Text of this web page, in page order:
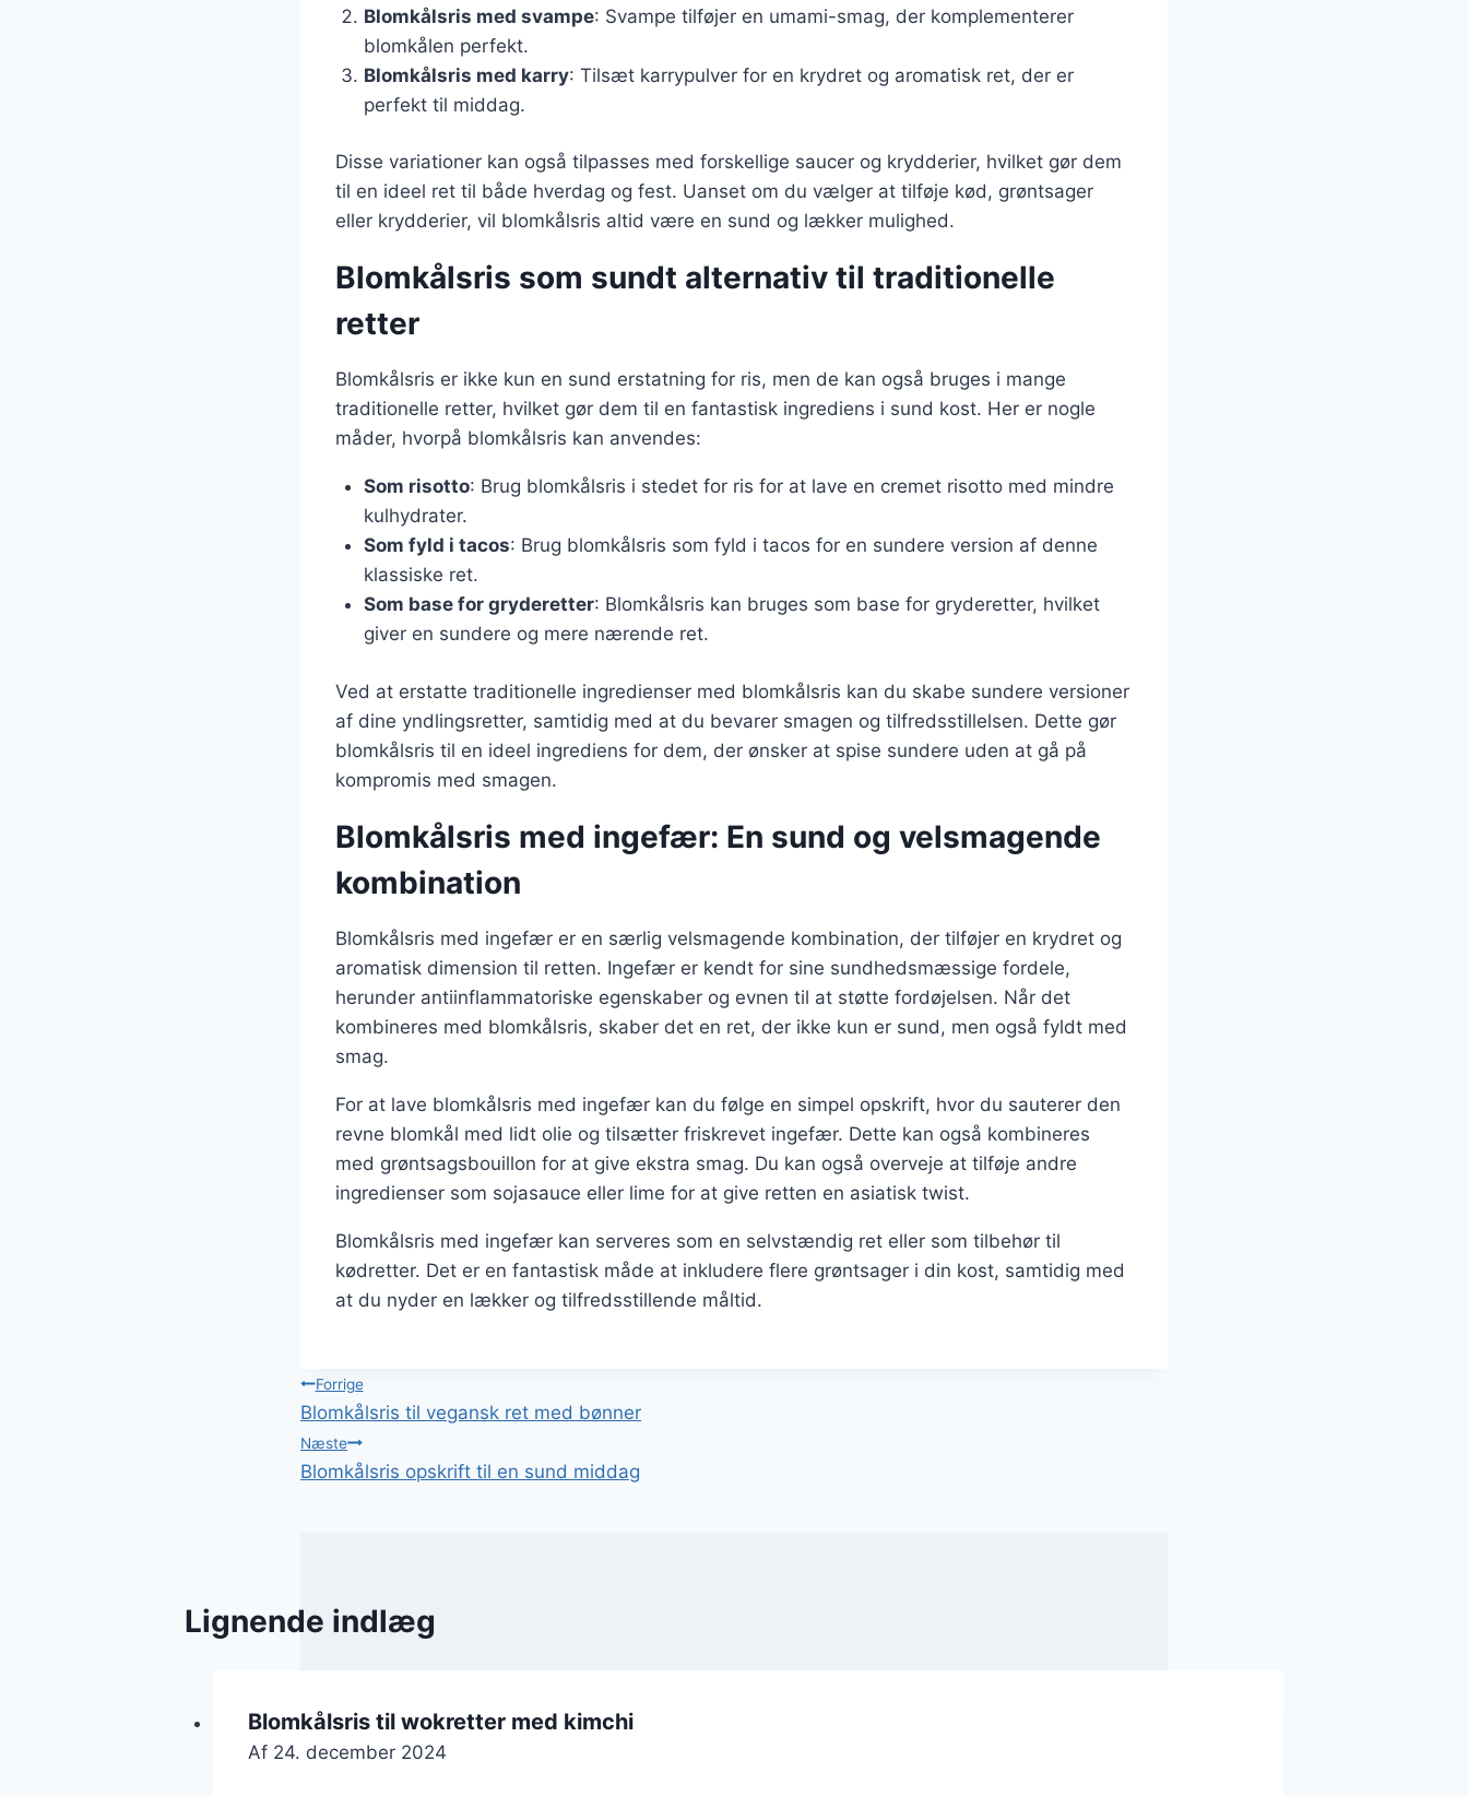
Blomkålsris med svampe: Svampe tilføjer en umami-smag, der komplementerer
blomkålen perfekt.
Blomkålsris med karry: Tilsæt karrypulver for en krydret og aromatisk ret, der er
perfekt til middag.
Disse variationer kan også tilpasses med forskellige saucer og krydderier, hvilket gør dem
til en ideel ret til både hverdag og fest. Uanset om du vælger at tilføje kød, grøntsager
eller krydderier, vil blomkålsris altid være en sund og lækker mulighed.
Blomkålsris som sundt alternativ til traditionelle
retter
Blomkålsris er ikke kun en sund erstatning for ris, men de kan også bruges i mange
traditionelle retter, hvilket gør dem til en fantastisk ingrediens i sund kost. Her er nogle
måder, hvorpå blomkålsris kan anvendes:
Som risotto: Brug blomkålsris i stedet for ris for at lave en cremet risotto med mindre
kulhydrater.
Som fyld i tacos: Brug blomkålsris som fyld i tacos for en sundere version af denne
klassiske ret.
Som base for gryderetter: Blomkålsris kan bruges som base for gryderetter, hvilket
giver en sundere og mere nærende ret.
Ved at erstatte traditionelle ingredienser med blomkålsris kan du skabe sundere versioner
af dine yndlingsretter, samtidig med at du bevarer smagen og tilfredsstillelsen. Dette gør
blomkålsris til en ideel ingrediens for dem, der ønsker at spise sundere uden at gå på
kompromis med smagen.
Blomkålsris med ingefær: En sund og velsmagende
kombination
Blomkålsris med ingefær er en særlig velsmagende kombination, der tilføjer en krydret og
aromatisk dimension til retten. Ingefær er kendt for sine sundhedsmæssige fordele,
herunder antiinflammatoriske egenskaber og evnen til at støtte fordøjelsen. Når det
kombineres med blomkålsris, skaber det en ret, der ikke kun er sund, men også fyldt med
smag.
For at lave blomkålsris med ingefær kan du følge en simpel opskrift, hvor du sauterer den
revne blomkål med lidt olie og tilsætter friskrevet ingefær. Dette kan også kombineres
med grøntsagsbouillon for at give ekstra smag. Du kan også overveje at tilføje andre
ingredienser som sojasauce eller lime for at give retten en asiatisk twist.
Blomkålsris med ingefær kan serveres som en selvstændig ret eller som tilbehør til
kødretter. Det er en fantastisk måde at inkludere flere grøntsager i din kost, samtidig med
at du nyder en lækker og tilfredsstillende måltid.
Indlægsnavigation
Forrige
Blomkålsris til vegansk ret med bønner
Næste
Blomkålsris opskrift til en sund middag
Lignende indlæg
Blomkålsris til wokretter med kimchi
Af 24. december 2024